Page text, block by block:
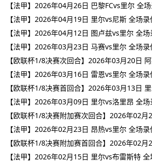
【法甲】2026年04月26日 巴黎FCvs里尔 全
【法甲】2026年04月19日 里尔vs尼斯 全场
【法甲】2026年04月12日 图卢兹vs里尔 全
【法甲】2026年03月23日 马赛vs里尔 全场
【法甲】2026年03月16日 雷恩vs里尔 全场
【法甲】2026年03月09日 里尔vs洛里昂 全
【法甲】2026年02月23日 昂热vs里尔 全场
【法甲】2026年02月15日 里尔vs布雷斯特